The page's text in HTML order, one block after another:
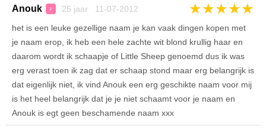
Anouk ♀ 25 jaar 11-07-2012 ★★★★★
het is een leuke gezellige naam je kan vaak dingen kopen met
je naam erop, ik heb een hele zachte wit blond krullig haar en
daarom wordt ik schaapje of Little Sheep genoemd dus ik was
erg verast toen ik zag dat er schaap stond maar erg belangrijk is
dat eigenlijk niet, ik vind Anouk een erg geschikte naam voor mij
is het heel belangrijk dat je je niet schaamt voor je naam en
Anouk is egt geen beschamende naam xxx